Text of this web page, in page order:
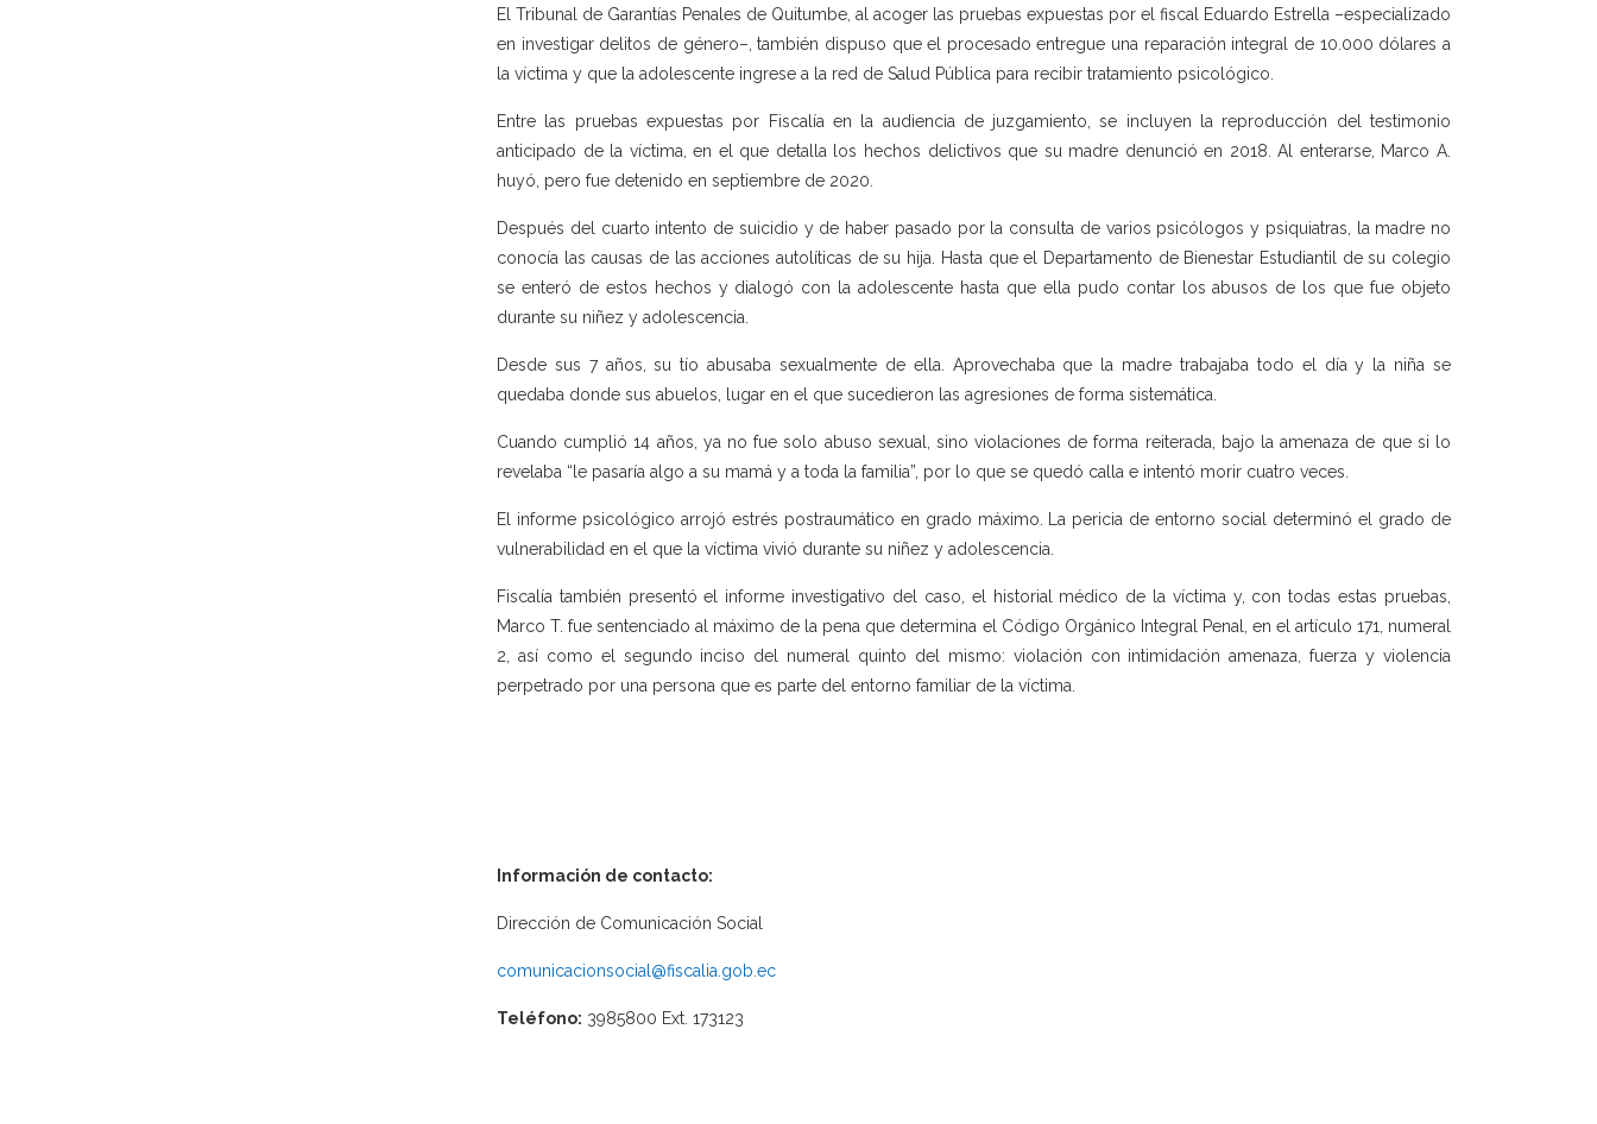
El Tribunal de Garantías Penales de Quitumbe, al acoger las pruebas expuestas por el fiscal Eduardo Estrella –especializado
en investigar delitos de género–, también dispuso que el procesado entregue una reparación integral de 10.000 dólares a
la víctima y que la adolescente ingrese a la red de Salud Pública para recibir tratamiento psicológico.
Entre las pruebas expuestas por Fiscalía en la audiencia de juzgamiento, se incluyen la reproducción del testimonio
anticipado de la víctima, en el que detalla los hechos delictivos que su madre denunció en 2018. Al enterarse, Marco A.
huyó, pero fue detenido en septiembre de 2020.
Después del cuarto intento de suicidio y de haber pasado por la consulta de varios psicólogos y psiquiatras, la madre no
conocía las causas de las acciones autolíticas de su hija. Hasta que el Departamento de Bienestar Estudiantil de su colegio
se enteró de estos hechos y dialogó con la adolescente hasta que ella pudo contar los abusos de los que fue objeto
durante su niñez y adolescencia.
Desde sus 7 años, su tío abusaba sexualmente de ella. Aprovechaba que la madre trabajaba todo el día y la niña se
quedaba donde sus abuelos, lugar en el que sucedieron las agresiones de forma sistemática.
Cuando cumplió 14 años, ya no fue solo abuso sexual, sino violaciones de forma reiterada, bajo la amenaza de que si lo
revelaba “le pasaría algo a su mamá y a toda la familia”, por lo que se quedó calla e intentó morir cuatro veces.
El informe psicológico arrojó estrés postraumático en grado máximo. La pericia de entorno social determinó el grado de
vulnerabilidad en el que la víctima vivió durante su niñez y adolescencia.
Fiscalía también presentó el informe investigativo del caso, el historial médico de la víctima y, con todas estas pruebas,
Marco T. fue sentenciado al máximo de la pena que determina el Código Orgánico Integral Penal, en el artículo 171, numeral
2, así como el segundo inciso del numeral quinto del mismo: violación con intimidación amenaza, fuerza y violencia
perpetrado por una persona que es parte del entorno familiar de la víctima.
Información de contacto:
Dirección de Comunicación Social
comunicacionsocial@fiscalia.gob.ec
Teléfono: 3985800 Ext. 173123